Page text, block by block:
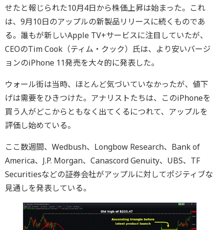
せたと報じられた10月4日から株価上昇は始まった。これ
は、9月10日のアップルの新製品リリースに続くものであ
る。誰もが新しいApple TV+サービスに注目していたが、
CEOのTim Cook（ティム・クック）氏は、より安いバージ
ョンのiPhone 11発売を大々的に発表した。
ウォール街は当時、ほとんど気づいていなかったが、値下
げは需要をひきつけた。アナリストたちは、このiPhoneを
買う人がどこからともなく出てくるにつれて、アップルを
評価し始めている。
ここ数週間、Wedbush、Longbow Research、Bank of
America、J.P. Morgan、Canascord Genuity、UBS、TF
Securitiesなどの証券会社がアップルに対してポジティブな
見通しを発表している。